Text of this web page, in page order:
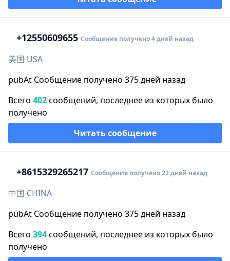
+12550609655 Сообщение получено 4 дней назад
美国 USA
pubAt Сообщение получено 375 дней назад
Всего 402сообщений, последнее из которых было
получено
Читать сообщение
+8615329265217 Сообщение получено 22 дней назад
中国 CHINA
pubAt Сообщение получено 375 дней назад
Всего 394сообщений, последнее из которых было
получено